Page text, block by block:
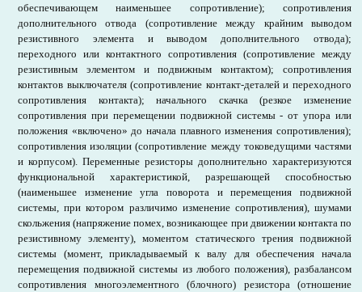
обеспечивающем наименьшее сопротивление); сопротивления
дополнительного отвода (сопротивление между крайним выводом
резистивного элемента и выводом дополнительного отвода);
переходного или контактного сопротивления (сопротивление между
резистивным элементом и подвижным контактом); сопротивления
контактов выключателя (сопротивление контакт-деталей и переходного
сопротивления контакта); начального скачка (резкое изменение
сопротивления при перемещении подвижной системы - от упора или
положения «включено» до начала плавного изменения сопротивления);
сопротивления изоляции (сопротивление между токоведущими частями
и корпусом). Переменные резисторы дополнительно характеризуются
функциональной характеристикой, разрешающей способностью
(наименьшее изменение угла поворота и перемещения подвижной
системы, при котором различимо изменение сопротивления), шумами
скольжения (напряжение помех, возникающее при движении контакта по
резистивному элементу), моментом статического трения подвижной
системы (момент, прикладываемый к валу для обеспечения начала
перемещения подвижной системы из любого положения), разбалансом
сопротивления многоэлементного (блочного) резистора (отношение